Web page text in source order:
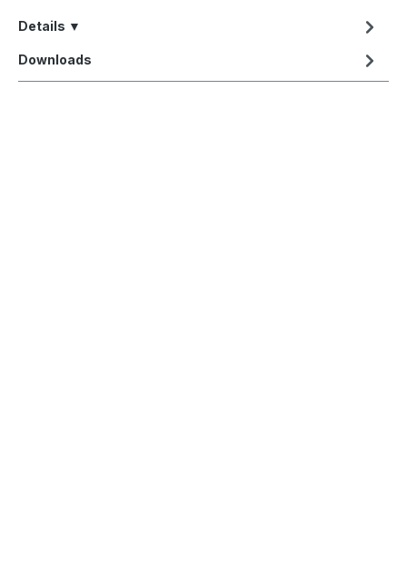
Details ▼
Downloads